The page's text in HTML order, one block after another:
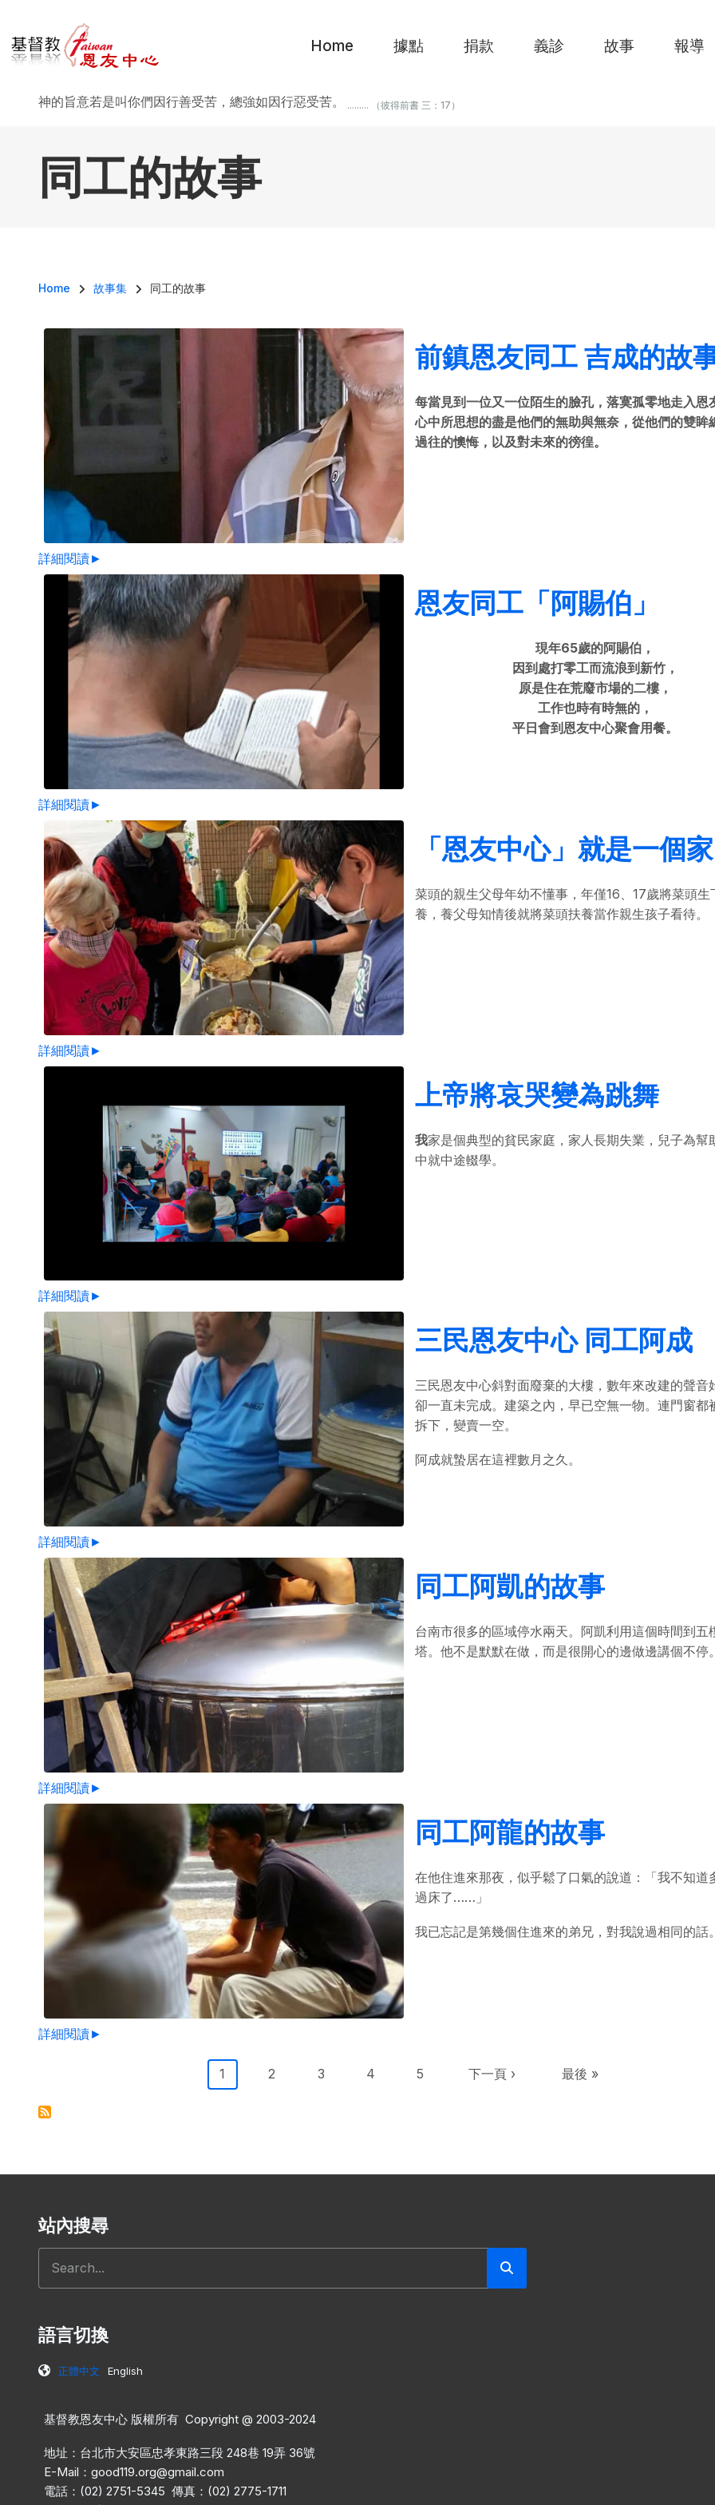
Home 據點 捐款 義診 故事 報導
神的旨意若是叫你們因行善受苦，總強如因行惡受苦。 ......... （彼得前書 三：17）
同工的故事
導航連結
Home 故事集 同工的故事
詳細閱讀►
前鎮恩友同工 吉成的故
每當見到一位又一位陌生的臉孔，落寞孤零地走入恩
心中所思想的盡是他們的無助與無奈，從他們的雙眸
過往的懊悔，以及對未來的徬徨。
詳細閱讀►
恩友同工「阿賜伯」
現年65歲的阿賜伯，
因到處打零工而流浪到新竹，
原是住在荒廢市場的二樓，
工作也時有時無的，
平日會到恩友中心聚會用餐。
詳細閱讀►
「恩友中心」就是一個家
菜頭的親生父母年幼不懂事，年僅16、17歲將菜頭生
養，養父母知情後就將菜頭扶養當作親生孩子看待。
詳細閱讀►
上帝將哀哭變為跳舞
我家是個典型的貧民家庭，家人長期失業，兒子為幫
中就中途輟學。
詳細閱讀►
三民恩友中心 同工阿成
三民恩友中心斜對面廢棄的大樓，數年來改建的聲音
卻一直未完成。建築之內，早已空無一物。連門窗都
拆下，變賣一空。
阿成就蟄居在這裡數月之久。
詳細閱讀►
同工阿凱的故事
台南市很多的區域停水兩天。 阿凱利用這個時間到五
塔。 他不是默默在做，而是很開心的邊做邊講個不停。
詳細閱讀►
同工阿龍的故事
在他住進來那夜，似乎鬆了口氣的說道：「我不知道
過床了……」
我已忘記是第幾個住進來的弟兄，對我說過相同的話。
目前頁面
1 Page
2 Page
3 Page
4 Page
5 下一頁
下一頁 › Last page
最後 »
站內搜尋
語言切換
正體中文 English
基督教恩友中心 版權所有 Copyright @ 2003-2024
地址：台北市大安區忠孝東路三段 248巷 19弄 36號
E-Mail： good119.org@gmail.com
電話：(02) 2751-5345 傳真：(02) 2775-1711